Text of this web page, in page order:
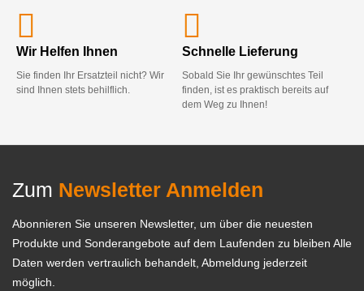
Wir Helfen Ihnen
Sie finden Ihr Ersatzteil nicht? Wir
sind Ihnen stets behilflich.
Schnelle Lieferung
Sobald Sie Ihr gewünschtes Teil
finden, ist es praktisch bereits auf
dem Weg zu Ihnen!
Zum Newsletter Anmelden
Abonnieren Sie unseren Newsletter, um über die neuesten
Produkte und Sonderangebote auf dem Laufenden zu bleiben Alle
Daten werden vertraulich behandelt, Abmeldung jederzeit
möglich.